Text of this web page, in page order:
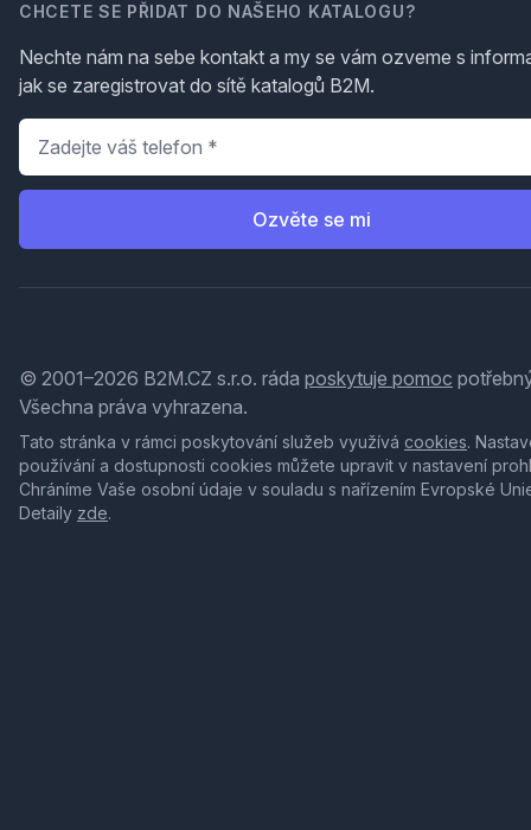
CHCETE SE PŘIDAT DO NAŠEHO KATALOGU?
Nechte nám na sebe kontakt a my se vám ozveme s
jak se zaregistrovat do sítě katalogů B2M.
Telefon
Ozvěte se mi
© 2001–2026 B2M.CZ s.r.o. ráda poskytuje pomoc
Všechna práva vyhrazena.
Tato stránka v rámci poskytování služeb využívá cookies.
používání a dostupnosti cookies můžete upravit v nastavení
Chráníme Vaše osobní údaje v souladu s nařízením Evropské
Detaily zde.